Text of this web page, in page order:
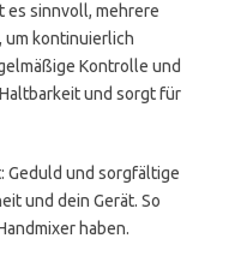
es sinnvoll, mehrere
kontinuierlich
Kontrolle und
und sorgt für
Geduld und sorgfältige
und dein Gerät. So
haben.